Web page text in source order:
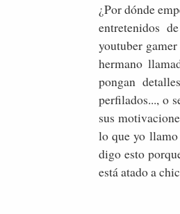
¿Por dónde
entretenidos
youtuber
hermano
pongan
perfilados..., o
sus
lo que yo
digo esto
está atado a